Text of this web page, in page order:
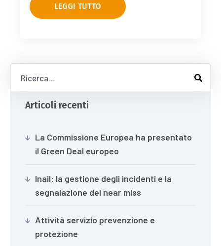
LEGGI TUTTO
Articoli recenti
La Commissione Europea ha presentato
il Green Deal europeo
Inail: la gestione degli incidenti e la
segnalazione dei near miss
Attività servizio prevenzione e
protezione